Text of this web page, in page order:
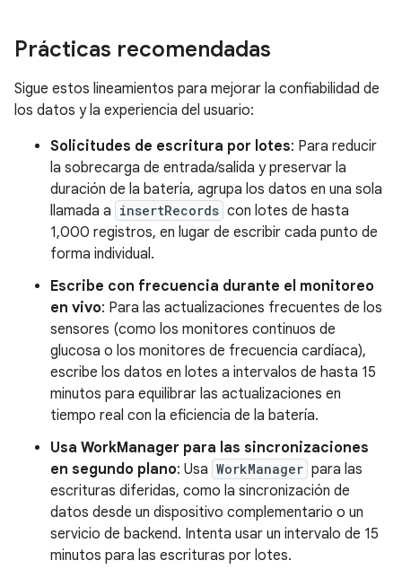
Prácticas recomendadas
Sigue estos lineamientos para mejorar la confiabilidad de
los datos y la experiencia del usuario:
Solicitudes de escritura por lotes: Para reducir
la sobrecarga de entrada/salida y preservar la
duración de la batería, agrupa los datos en una sola
llamada a insertRecords con lotes de hasta
1,000 registros, en lugar de escribir cada punto de
forma individual.
Escribe con frecuencia durante el monitoreo
en vivo: Para las actualizaciones frecuentes de los
sensores (como los monitores continuos de
glucosa o los monitores de frecuencia cardíaca),
escribe los datos en lotes a intervalos de hasta 15
minutos para equilibrar las actualizaciones en
tiempo real con la eficiencia de la batería.
Usa WorkManager para las sincronizaciones
en segundo plano: Usa WorkManager para las
escrituras diferidas, como la sincronización de
datos desde un dispositivo complementario o un
servicio de backend. Intenta usar un intervalo de 15
minutos para las escrituras por lotes.